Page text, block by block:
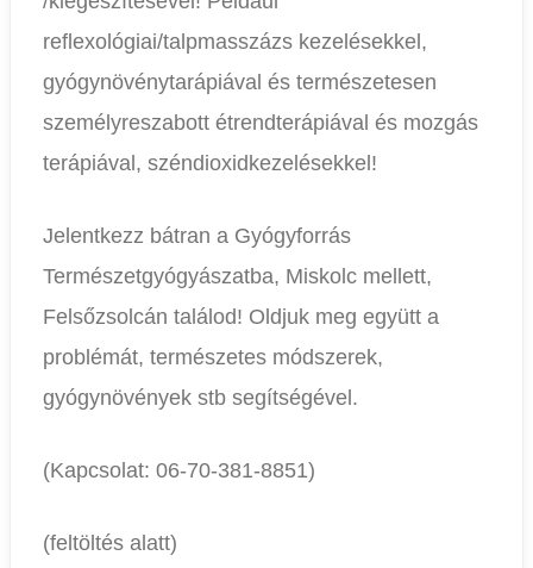
reflexológiai/talpmasszázs kezelésekkel,
gyógynövénytarápiával és természetesen
személyreszabott étrendterápiával és mozgás
terápiával, széndioxidkezelésekkel!
Jelentkezz bátran a Gyógyforrás
Természetgyógyászatba, Miskolc mellett,
Felsőzsolcán találod! Oldjuk meg együtt a
problémát, természetes módszerek,
gyógynövények stb segítségével.
(Kapcsolat: 06-70-381-8851)
(feltöltés alatt)